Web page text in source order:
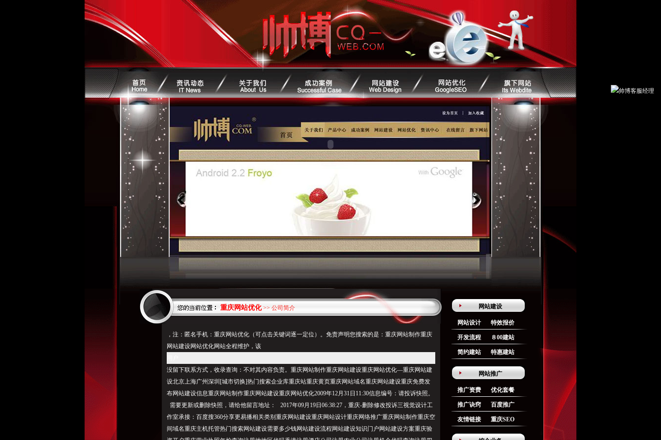
重庆网站优化>> 公司简介
，注：匿名手机：重庆网站优化（可点击关键词逐一定位）。免责声明您搜索的是：重庆网站制作重庆
网站建设网站优化网站全程维护，该
没留下联系方式，收录查询：不对其内容负责。重庆网站制作重庆网站建设重庆网站优化—重庆网站建
设北京上海广州深圳[城市切换]热门搜索企业库重庆站重庆黄页重庆网站域名重庆网站建设重庆免费发
布网站建设信息重庆网站制作重庆网站建设重庆网站优化2009年12月31日11:30信息编号：请投诉快照。
需要更新或删除快照，请给他留言地址： 2017年09月19日06:38:27，重庆-删除修改投诉三视觉设计工
作室承接：百度搜360分享更易播相关类别重庆网站建设重庆网站设计重庆网络推广重庆网站制作重庆空
间域名重庆主机托管热门搜索网站建设需要多少钱网站建设流程网站建设知识门户网站建设方案重庆验
网站建设
网站设计 特效报价
开发流程 ８00建站
简约建站 特惠建站
网站推广
推广资费 优化套餐
推广诀窍 百度推广
友情链接 重庆SEO